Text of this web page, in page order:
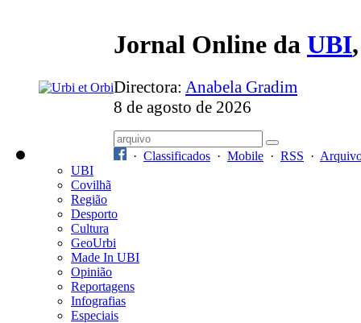
Jornal Online da UBI
Directora: Anabela Gradim
8 de agosto de 2026
· Classificados · Mobile · RSS ·
UBI
Covilhã
Região
Desporto
Cultura
GeoUrbi
Made In UBI
Opinião
Reportagens
Infografias
Especiais